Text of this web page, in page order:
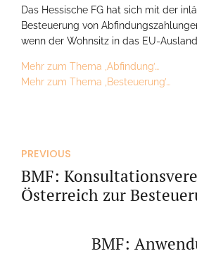
Das Hessische FG hat sich mit der
Besteuerung von
wenn der Wohnsitz in das EU-
Mehr zum Thema ‚Abfindung’…
Mehr zum Thema ‚Besteuerung’…
PREVIOUS
BMF:
Österreich zur
BMF: